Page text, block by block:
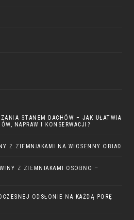
STANEM DACHÓW – JAK UŁATWIA
NAPRAW I KONSERWACJI?
Z ZIEMNIAKAMI NA WIOSENNY OBIAD
Z ZIEMNIAKAMI OSOBNO –
ODSŁONIE NA KAŻDĄ PORĘ